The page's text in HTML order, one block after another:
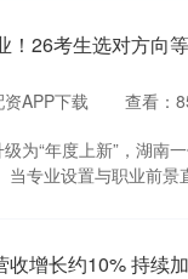
！26考生选对方向
APP下载 查看：
为“年度上新”，湖南
当专业设置与职业前
增长约10% 持续